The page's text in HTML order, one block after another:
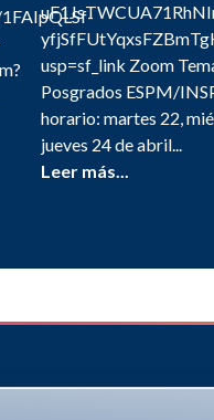
usp=sf_link Zoom
Posgrados ESPM/
horario: martes 22,
jueves 24 de abril...
Leer más...